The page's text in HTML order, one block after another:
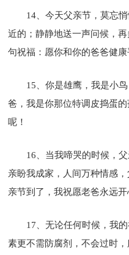
14、今天父亲节，莫忘
近的；静静地送一声问候，
句祝福：愿你和你的爸爸健康
15、你是雄鹰，我是小
爸，我是你那位特调皮捣蛋
呢！
16、当我啼哭的时候，
亲盼我成家，人间万种情感
亲节到了，我祝愿老爸永远开
17、无论任何时候，我
素更不需防腐剂，不会过时